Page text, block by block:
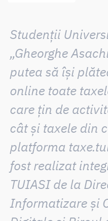
Studenții
„Gheorghe
putea să își
online toate
care țin de
cât și taxele din
platforma
fost realizat
TUIASI de la
Informatizare și